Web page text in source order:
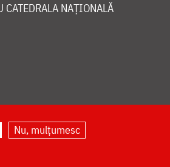
CATEDRALA NAȚIONALĂ
Nu, mulțumesc